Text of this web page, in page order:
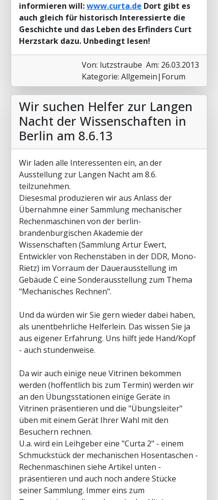
informieren will:www.curta.de Dort gibt es
auch gleich für historisch Interessierte die
Geschichte und das Leben des Erfinders Curt
Herzstark dazu. Unbedingt lesen!
Von: lutzstraube Am: 26.03.2013
Kategorie: Allgemein|Forum
Wir suchen Helfer zur Langen
Nacht der Wissenschaften in
Berlin am 8.6.13
Wir laden alle Interessenten ein, an der
Ausstellung zur Langen Nacht am 8.6.
teilzunehmen.
Diesesmal produzieren wir aus Anlass der
Übernahmne einer Sammlung mechanischer
Rechenmaschinen von der berlin-
brandenburgischen Akademie der
Wissenschaften (Sammlung Artur Ewert,
Entwickler von Rechenstäben in der DDR, Mono-
Rietz) im Vorraum der Dauerausstellung im
Gebäude C eine Sonderausstellung zum Thema
"Mechanisches Rechnen".
Und da würden wir Sie gern wieder dabei haben,
als unentbehrliche Helferlein. Das wissen Sie ja
aus eigener Erfahrung. Uns hilft jede Hand/Kopf
- auch stundenweise.
Da wir auch einige neue Vitrinen bekommen
werden (hoffentlich bis zum Termin) werden wir
an den Übungsstationen einige Geräte in
Vitrinen präsentieren und die "Übungsleiter"
üben mit einem Gerät Ihrer Wahl mit den
Besuchern rechnen.
U.a. wird ein Leihgeber eine "Curta 2" - einem
Schmuckstück der mechanischen Hosentaschen -
Rechenmaschinen siehe Artikel unten -
präsentieren und auch noch andere Stücke
seiner Sammlung. Immer eins zum